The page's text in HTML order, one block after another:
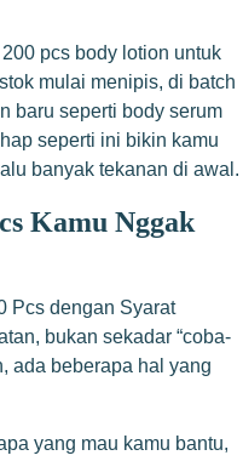
pcs body lotion untuk
mulai menipis, di batch
baru seperti body serum
seperti ini bikin kamu
banyak tekanan di awal.
Kamu Nggak
Pcs dengan Syarat
bukan sekadar “coba-
ada beberapa hal yang
yang mau kamu bantu,